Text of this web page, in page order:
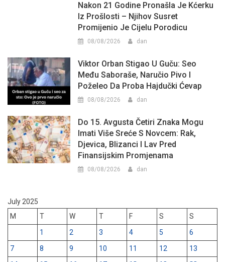
Nakon 21 Godine Pronašla Je Kćerku
Iz Prošlosti – Njihov Susret
Promijenio Je Cijelu Porodicu
08/08/2026 dan
Viktor Orban Stigao U Guču: Seo
Među Saboraše, Naručio Pivo I
Poželeo Da Proba Hajdučki Ćevap
08/08/2026 dan
Do 15. Avgusta Četiri Znaka Mogu
Imati Više Sreće S Novcem: Rak,
Djevica, Blizanci I Lav Pred
Finansijskim Promjenama
08/08/2026 dan
July 2025
M
T W T F S
S
1
2 3 4 5
6
7
8 9 10 11 12
13